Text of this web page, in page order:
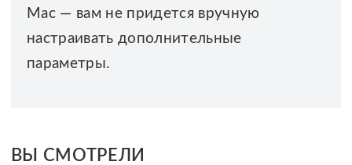
Mac — вам не придется вручную
настраивать дополнительные
параметры.
ВЫ СМОТРЕЛИ